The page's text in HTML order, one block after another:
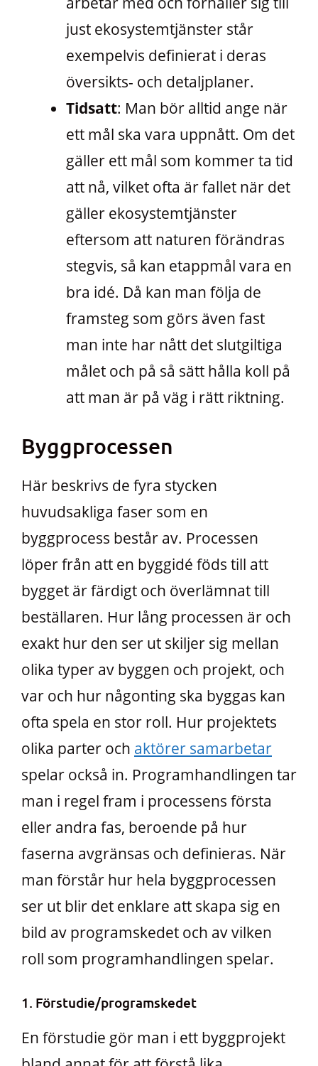
just ekosystemtjänster står
exempelvis definierat i deras
översikts- och detaljplaner.
Tidsatt: Man bör alltid ange när
ett mål ska vara uppnått. Om det
gäller ett mål som kommer ta tid
att nå, vilket ofta är fallet när det
gäller ekosystemtjänster
eftersom att naturen förändras
stegvis, så kan etappmål vara en
bra idé. Då kan man följa de
framsteg som görs även fast
man inte har nått det slutgiltiga
målet och på så sätt hålla koll på
att man är på väg i rätt riktning.
Byggprocessen
Här beskrivs de fyra stycken
huvudsakliga faser som en
byggprocess består av. Processen
löper från att en byggidé föds till att
bygget är färdigt och överlämnat till
beställaren. Hur lång processen är och
exakt hur den ser ut skiljer sig mellan
olika typer av byggen och projekt, och
var och hur någonting ska byggas kan
ofta spela en stor roll. Hur projektets
olika parter och aktörer samarbetar
spelar också in. Programhandlingen tar
man i regel fram i processens första
eller andra fas, beroende på hur
faserna avgränsas och definieras. När
man förstår hur hela byggprocessen
ser ut blir det enklare att skapa sig en
bild av programskedet och av vilken
roll som programhandlingen spelar.
1. Förstudie/programskedet
En förstudie gör man i ett byggprojekt